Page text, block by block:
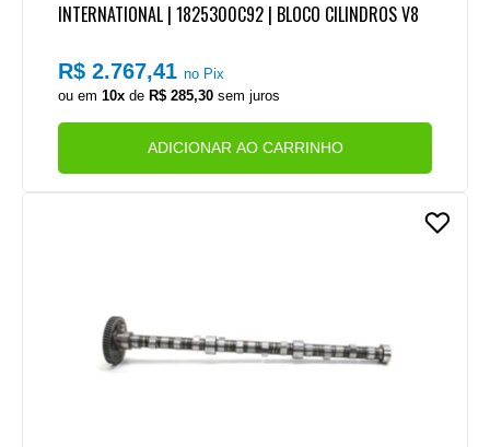
INTERNATIONAL | 1825300C92 | BLOCO CILINDROS V8
R$ 2.767,41no Pix
ou em10x de R$ 285,30 sem juros
ADICIONAR AO CARRINHO